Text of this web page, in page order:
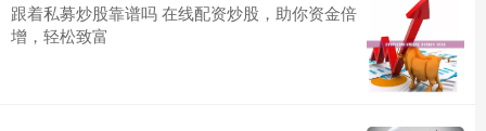
跟着私募炒股靠谱吗 在线配资炒股，助你资金倍
增，轻松致富